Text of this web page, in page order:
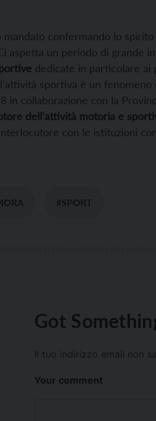
mandato confermando lo
aspetta un periodo di grande
dedicate in particolare ai
sportiva è un
in collaborazione con la
dell’attività motoria e
con le istituzioni
#SPORT
Got
Il tuo indirizzo email non
Your comment